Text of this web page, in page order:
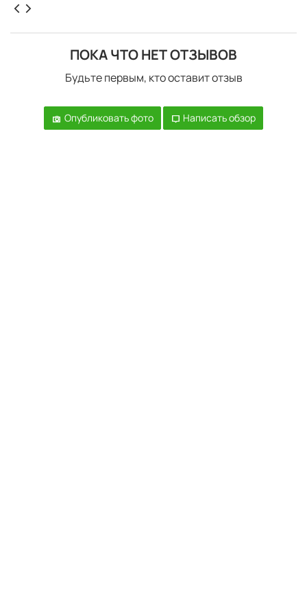
ПОКА ЧТО НЕТ ОТЗЫВОВ
Будьте первым, кто оставит отзыв
Опубликовать фото Написать обзор